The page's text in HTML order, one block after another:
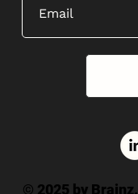
© 2025 by Brainz.